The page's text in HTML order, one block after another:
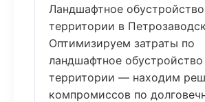
Ландшафтное обустройство
территории в Петрозаводск
Оптимизируем затраты по
ландшафтное обустройство
территории — находим
компромиссов по